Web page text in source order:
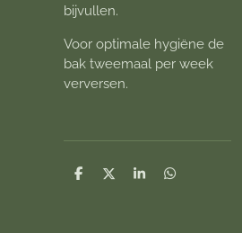
bijvullen.
Voor optimale hygiëne de
bak tweemaal per week
verversen.
D
D
S
D